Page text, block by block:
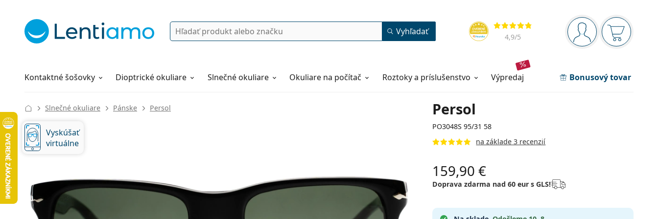
Navigačný panel
ste prihláseníNákupný
Hodnotenia
4,9/5
Vyhľadávanie Vyhľadať
Kontaktné šošovky
Roztoky Dioptrické okuliare Slnečné okuliare Okuliare na počítač Roztoky a príslušenstvo výpredaj Bonusový tovar
Všetko o nákupe
Persol
PO3048S 95/31 58
na základe 3 recenzií
Slnečné okuliare Pánske Persol
Vyskúšať
virtuálne
159,90 €
Doprava zdarma nad 60 eur s GLS!